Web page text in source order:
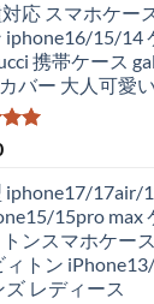
応 スマホケー
iphone16/15/14
携帯ケース
バー 大人可愛い
iphone17/17air/
15pro max
ンスマホケー
ィトン
ズ レディース